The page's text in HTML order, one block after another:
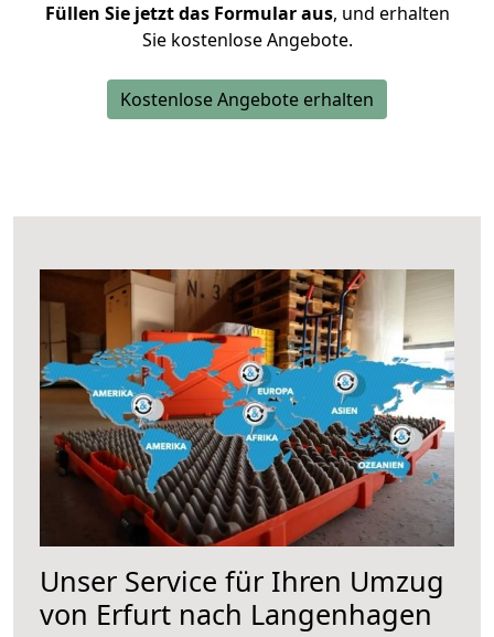
Füllen Sie jetzt das Formular aus, und erhalten
Sie kostenlose Angebote.
Kostenlose Angebote erhalten
Unser Service für Ihren Umzug
von Erfurt nach Langenhagen